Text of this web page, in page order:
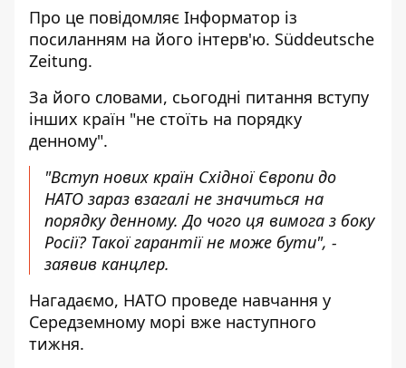
Про це повідомляє Інформатор із
посиланням на його інтерв'ю. Süddeutsche
Zeitung.
За його словами, сьогодні питання вступу
інших країн "не стоїть на порядку
денному".
"Вступ нових країн Східної Європи до
НАТО зараз взагалі не значиться на
порядку денному. До чого ця вимога з боку
Росії? Такої гарантії не може бути", -
заявив канцлер.
Нагадаємо, НАТО проведе навчання у
Середземному морі вже наступного
тижня.